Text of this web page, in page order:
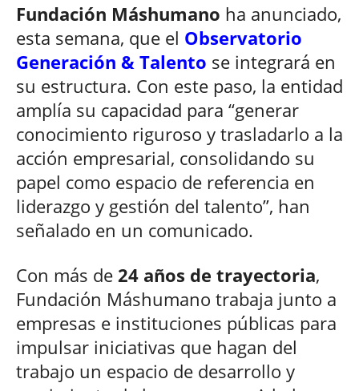
Fundación Máshumano ha anunciado,
esta semana, que el Observatorio
Generación & Talento se integrará en
su estructura. Con este paso, la entidad
amplía su capacidad para “generar
conocimiento riguroso y trasladarlo a la
acción empresarial, consolidando su
papel como espacio de referencia en
liderazgo y gestión del talento”, han
señalado en un comunicado.
Con más de 24 años de trayectoria,
Fundación Máshumano trabaja junto a
empresas e instituciones públicas para
impulsar iniciativas que hagan del
trabajo un espacio de desarrollo y